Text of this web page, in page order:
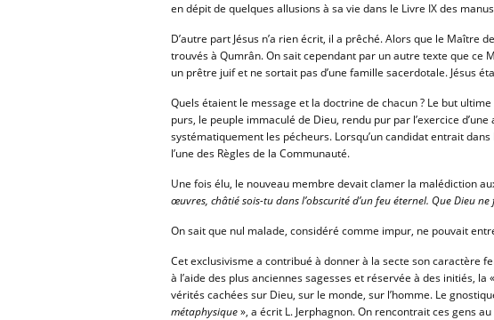
en dépit de quelques allusions à sa vie dans le Livre IX des
D’autre part Jésus n’a rien écrit, il a prêché. Alors que le Maître
trouvés à Qumrân. On sait cependant par un autre texte que ce
un prêtre juif et ne sortait pas d’une famille sacerdotale. Jésus
Quels étaient le message et la doctrine de chacun ? Le but
purs, le peuple immaculé de Dieu, rendu pur par l’exercice
systématiquement les pécheurs. Lorsqu’un candidat entrait
l’une des Règles de la Communauté.
Une fois élu, le nouveau membre devait clamer la malédiction
œuvres, châtié sois-tu dans l’obscurité d’un feu éternel. Que Dieu
On sait que nul malade, considéré comme impur, ne pouvait
Cet exclusivisme a contribué à donner à la secte son caractère
à l’aide des plus anciennes sagesses et réservée à des initiés,
vérités cachées sur Dieu, sur le monde, sur l’homme. Le
métaphysique», a écrit L. Jerphagnon. On rencontrait ces gens